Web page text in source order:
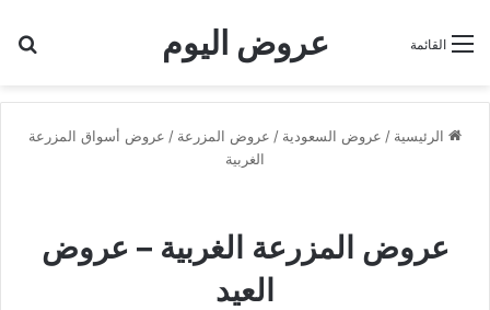
عروض اليوم القائمة
الرئيسية / عروض السعودية / عروض المزرعة / عروض أسواق المزرعة
الغربية
عروض المزرعة الغربية – عروض
العيد